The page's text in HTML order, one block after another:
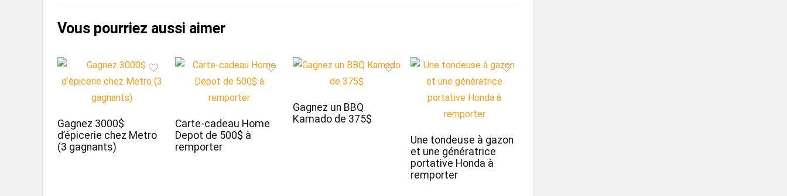
Gagnez 3000$
d’épicerie chez Metro
(3 gagnants)
Carte-cadeau Home
Depot de 500$ à
remporter
Gagnez un BBQ
Kamado de 375$
Une tondeuse à gazon
et une génératrice
portative Honda à
remporter